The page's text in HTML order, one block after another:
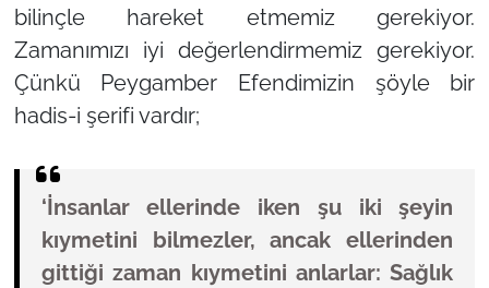
bilinçle hareket etmemiz gerekiyor.
Zamanımızı iyi değerlendirmemiz gerekiyor.
Çünkü Peygamber Efendimizin şöyle bir
hadis-i şerifi vardır;
‘İnsanlar ellerinde iken şu iki şeyin
kıymetini bilmezler, ancak ellerinden
gittiği zaman kıymetini anlarlar: Sağlık